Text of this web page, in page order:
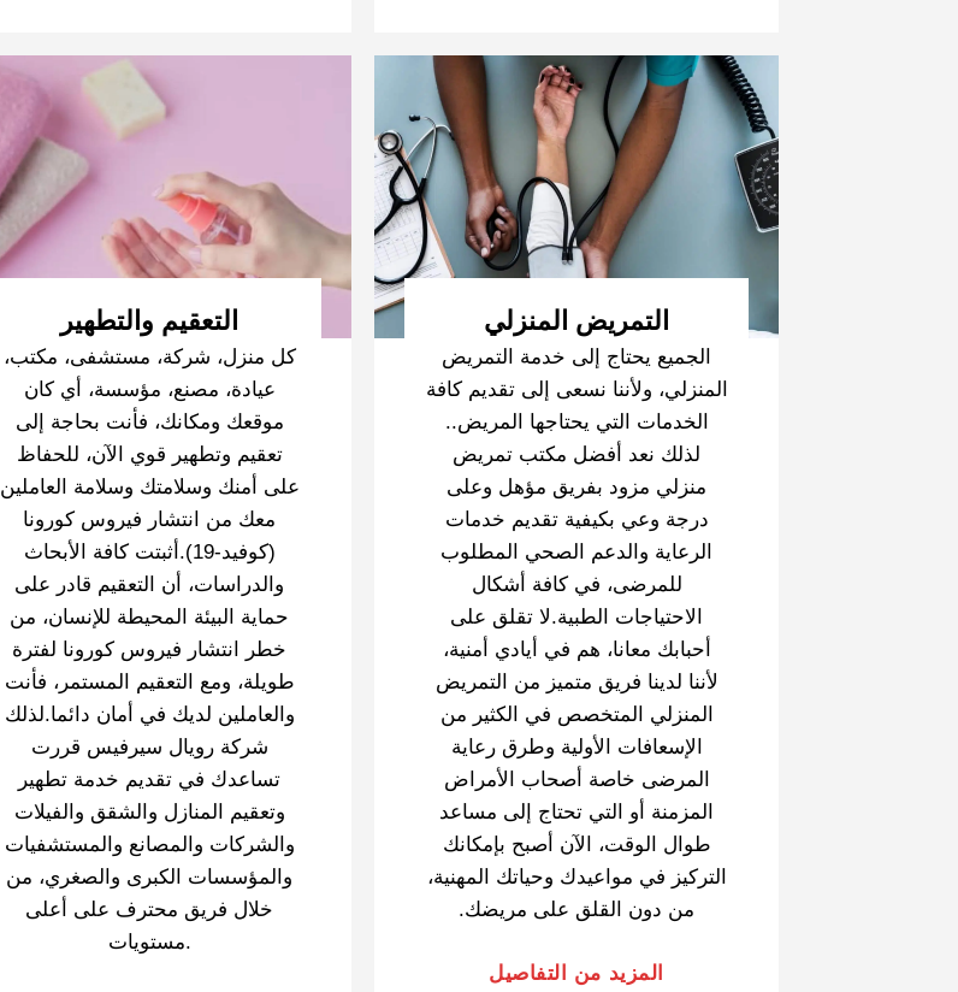
التمريض المنزلي
الجميع يحتاج إلى خدمة التمريض
المنزلي، ولأننا نسعى إلى تقديم كافة
الخدمات التي يحتاجها المريض..
لذلك نعد أفضل مكتب تمريض
منزلي مزود بفريق مؤهل وعلى
درجة وعي بكيفية تقديم خدمات
الرعاية والدعم الصحي المطلوب
للمرضى، في كافة أشكال
الاحتياجات الطبية.لا تقلق على
أحبابك معانا، هم في أيادي أمنية،
لأننا لدينا فريق متميز من التمريض
المنزلي المتخصص في الكثير من
الإسعافات الأولية وطرق رعاية
المرضى خاصة أصحاب الأمراض
المزمنة أو التي تحتاج إلى مساعد
طوال الوقت، الآن أصبح بإمكانك
التركيز في مواعيدك وحياتك المهنية،
من دون القلق على مريضك.
المزيد من التفاصيل
التعقيم والتطهير
كل منزل، شركة، مستشفى، مكتب،
عيادة، مصنع، مؤسسة، أي كان
موقعك ومكانك، فأنت بحاجة إلى
تعقيم وتطهير قوي الآن، للحفاظ
على أمنك وسلامتك وسلامة العاملين
معك من انتشار فيروس كورونا
(كوفيد-19).أثبتت كافة الأبحاث
والدراسات، أن التعقيم قادر على
حماية البيئة المحيطة للإنسان، من
خطر انتشار فيروس كورونا لفترة
طويلة، ومع التعقيم المستمر، فأنت
والعاملين لديك في أمان دائما.لذلك
شركة رويال سيرفيس قررت
تساعدك في تقديم خدمة تطهير
وتعقيم المنازل والشقق والفيلات
والشركات والمصانع والمستشفيات
والمؤسسات الكبرى والصغري، من
خلال فريق محترف على أعلى
مستويات.